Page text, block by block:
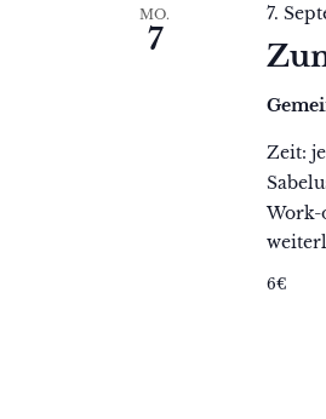
MO.
7
7.
Zeit:
Work-
6€